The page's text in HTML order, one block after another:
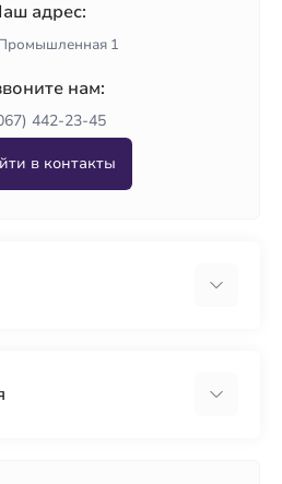
адрес:
1
нам:
442-23-45
в контакты